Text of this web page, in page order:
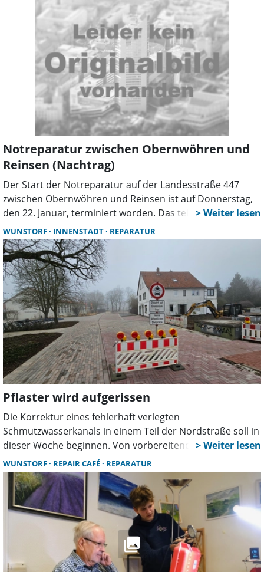
Notreparatur zwischen Obernwöhren und
Reinsen (Nachtrag)
Der Start der Notreparatur auf der Landesstraße 447
zwischen Obernwöhren und Reinsen ist auf Donnerstag,
den 22. Januar, terminiert worden. Das teilt die
Niedersächsische Landesbehörde für Straßenbau und
Verkehr in Hameln mit.
WUNSTORF INNENSTADT REPARATUR
Pflaster wird aufgerissen
Die Korrektur eines fehlerhaft verlegten
Schmutzwasserkanals in einem Teil der Nordstraße soll in
dieser Woche beginnen. Von vorbereitenden Arbeiten ist
in einer Pressemitteilung der Stadt die Rede. Als
Fertigstellungstermin wird der 17. April genannt.
WUNSTORF REPAIR CAFÉ REPARATUR